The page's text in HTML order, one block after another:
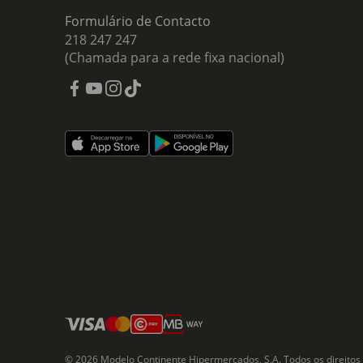
Formulário de Contacto
218 247 247
(Chamada para a rede fixa nacional)
© 2026 Modelo Continente Hipermercados, S.A. Todos os